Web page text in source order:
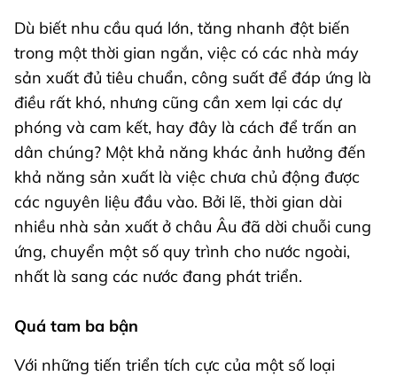
Dù biết nhu cầu quá lớn, tăng nhanh đột biến
trong một thời gian ngắn, việc có các nhà máy
sản xuất đủ tiêu chuẩn, công suất để đáp ứng là
điều rất khó, nhưng cũng cần xem lại các dự
phóng và cam kết, hay đây là cách để trấn an
dân chúng? Một khả năng khác ảnh hưởng đến
khả năng sản xuất là việc chưa chủ động được
các nguyên liệu đầu vào. Bởi lẽ, thời gian dài
nhiều nhà sản xuất ở châu Âu đã dời chuỗi cung
ứng, chuyển một số quy trình cho nước ngoài,
nhất là sang các nước đang phát triển.
Quá tam ba bận
Với những tiến triển tích cực của một số loại